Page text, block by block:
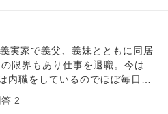
義母にきつい事を言わない
いです。 義母の性根が本当に
ません。 ちなみに夫は闘病中
く歩きます。 主に夫に面会
のでしようか？闘病中の夫に義
きだったり 親戚の家に
と言ってくれたが行ってみたら
婦でセミダブル一台の部屋。
日3人目を出産し
見に行きたいと思ってるんです
実家で義父、義妹とともに同居
限界もあり仕事を退職。今は
内職をしているのでほぼ毎日家
います。 義妹は日中は仕事、
しません。 1番ご相談し
答 2